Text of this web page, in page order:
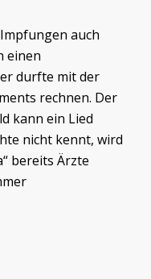
auch
einen
durfte mit der
rechnen. Der
kann ein Lied
nicht kennt, wird
bereits Ärzte